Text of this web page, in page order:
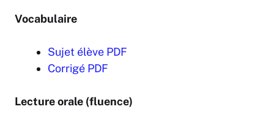
Vocabulaire
Sujet élève PDF
Corrigé PDF
Lecture orale (fluence)